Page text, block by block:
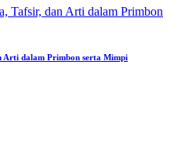
Arti dalam Primbon serta Mimpi